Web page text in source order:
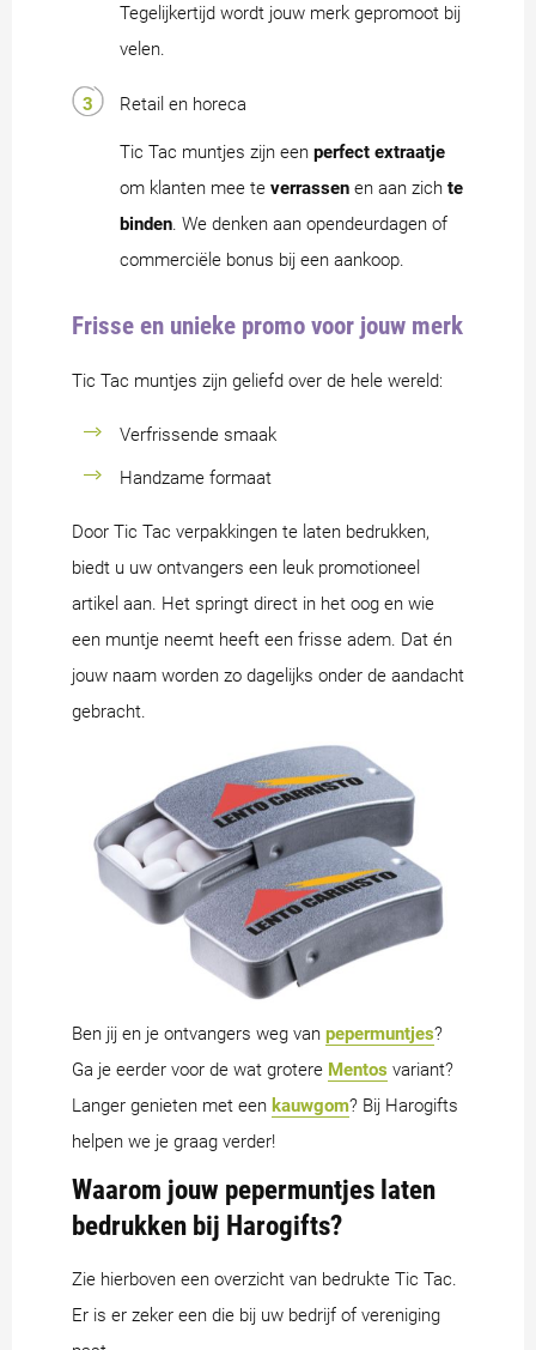
Tegelijkertijd wordt jouw merk gepromoot bij
velen.
Retail en horeca
Tic Tac muntjes zijn een perfect extraatje
om klanten mee te verrassen en aan zich te
binden. We denken aan opendeurdagen of
commerciële bonus bij een aankoop.
Frisse en unieke promo voor jouw merk
Tic Tac muntjes zijn geliefd over de hele wereld:
Verfrissende smaak
Handzame formaat
Door Tic Tac verpakkingen te laten bedrukken,
biedt u uw ontvangers een leuk promotioneel
artikel aan. Het springt direct in het oog en wie
een muntje neemt heeft een frisse adem. Dat én
jouw naam worden zo dagelijks onder de aandacht
gebracht.
Ben jij en je ontvangers weg van pepermuntjes?
Ga je eerder voor de wat grotere Mentos variant?
Langer genieten met een kauwgom? Bij Harogifts
helpen we je graag verder!
Waarom jouw pepermuntjes laten
bedrukken bij Harogifts?
Zie hierboven een overzicht van bedrukte Tic Tac.
Er is er zeker een die bij uw bedrijf of vereniging